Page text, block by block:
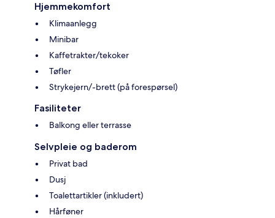
Hjemmekomfort
Klimaanlegg
Minibar
Kaffetrakter/tekoker
Tøfler
Strykejern/-brett (på forespørsel)
Fasiliteter
Balkong eller terrasse
Selvpleie og baderom
Privat bad
Dusj
Toalettartikler (inkludert)
Hårføner